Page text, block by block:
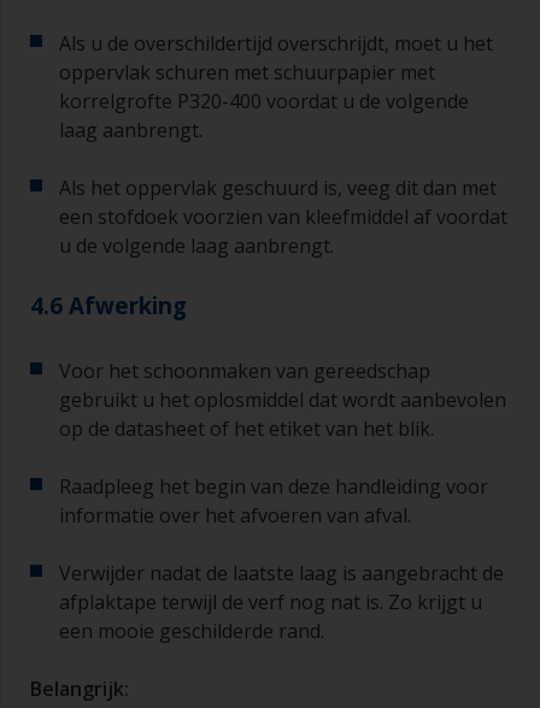
Als u de overschildertijd overschrijdt, moet u het
oppervlak schuren met schuurpapier met
korrelgrofte P320-400 voordat u de volgende
laag aanbrengt.
Als het oppervlak geschuurd is, veeg dit dan met
een stofdoek voorzien van kleefmiddel af voordat
u de volgende laag aanbrengt.
4.6 Afwerking
Voor het schoonmaken van gereedschap
gebruikt u het oplosmiddel dat wordt aanbevolen
op de datasheet of het etiket van het blik.
Raadpleeg het begin van deze handleiding voor
informatie over het afvoeren van afval.
Verwijder nadat de laatste laag is aangebracht de
afplaktape terwijl de verf nog nat is. Zo krijgt u
een mooie geschilderde rand.
Belangrijk: